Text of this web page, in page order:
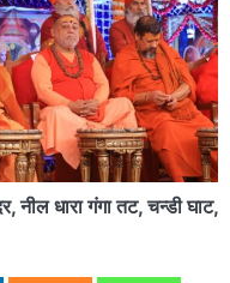
नील धारा गंगा तट, चन्डी घाट,